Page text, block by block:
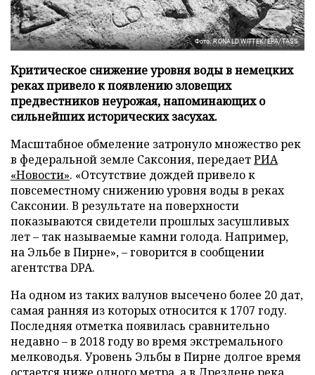
Фото: RONALD WITTEK/EPA/TASS
Критическое снижение уровня воды в немецких
реках привело к появлению зловещих
предвестников неурожая, напоминающих о
сильнейших исторических засухах.
Масштабное обмеление затронуло множество рек
в федеральной земле Саксония, передаетРИА
«Новости». «Отсутствие дождей привело к
повсеместному снижению уровня воды в реках
Саксонии. В результате на поверхности
показываются свидетели прошлых засушливых
лет – так называемые камни голода. Например,
на Эльбе в Пирне», – говорится в сообщении
агентства DPA.
На одном из таких валунов высечено более 20 дат,
самая ранняя из которых относится к 1707 году.
Последняя отметка появилась сравнительно
недавно – в 2018 году во время экстремального
мелководья. Уровень Эльбы в Пирне долгое время